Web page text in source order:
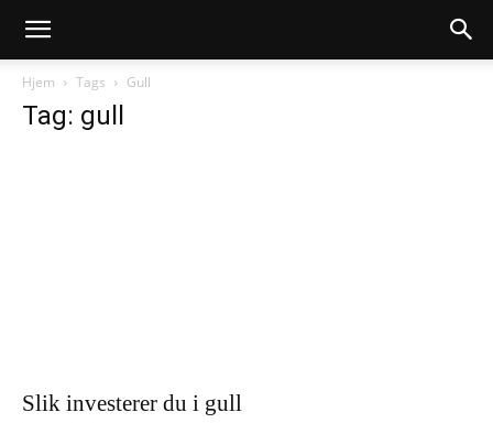
Hjem Tags Gull
Tag: gull
Slik investerer du i gull